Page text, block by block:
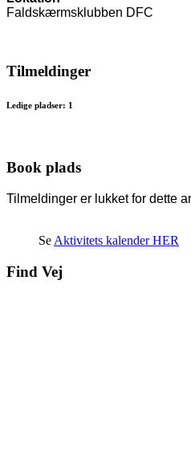
Faldskærmsklubben DFC
Tilmeldinger
Ledige pladser: 1
Book plads
Tilmeldinger er lukket for dette
Se Aktivitets kalender HER
Find Vej